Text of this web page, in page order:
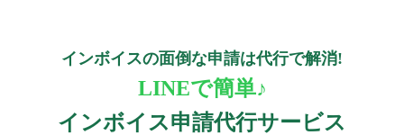
インボイスの面倒な申請は代行で解消!
LINEで簡単♪
インボイス申請代行サービス